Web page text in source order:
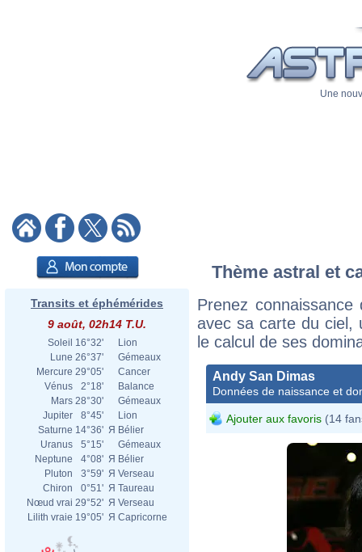
Une
Transits et éphémérides
9 août, 02h14 T.U.
Soleil 16°32'
Lion
Lune 26°37'
Gémeaux
Mercure 29°05'
Cancer
Vénus
2°18'
Balance
Mars 28°30'
Gémeaux
Jupiter
8°45'
Lion
Saturne 14°36' Я Bélier
Uranus
5°15'
Gémeaux
Neptune
4°08' Я Bélier
Pluton
3°59' Я Verseau
Chiron
0°51' Я Taureau
Nœud vrai 29°52' Я Verseau
Lilith vraie 19°05' Я Capricorne
Thème astral et
Prenez
avec sa carte du ciel,
le calcul de ses
Andy San Dimas
Données de naissance et
Ajouter aux favoris (14